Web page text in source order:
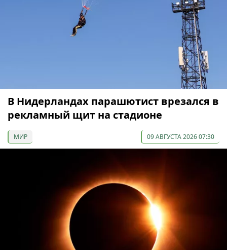
В Нидерландах парашютист врезался в
рекламный щит на стадионе
МИР 09 АВГУСТА 2026 07:30